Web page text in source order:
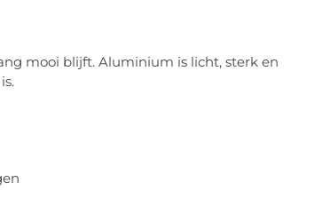
mooi blijft. Aluminium is licht, sterk en